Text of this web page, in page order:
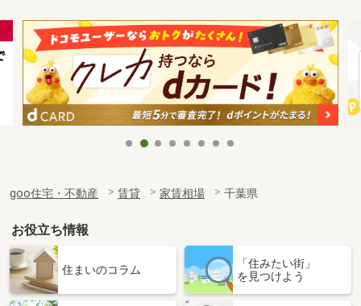
goo住宅・不動産 賃貸 家賃相場 千葉県
お役立ち情報
住まいのコラム
「住みたい街」
を見つけよう